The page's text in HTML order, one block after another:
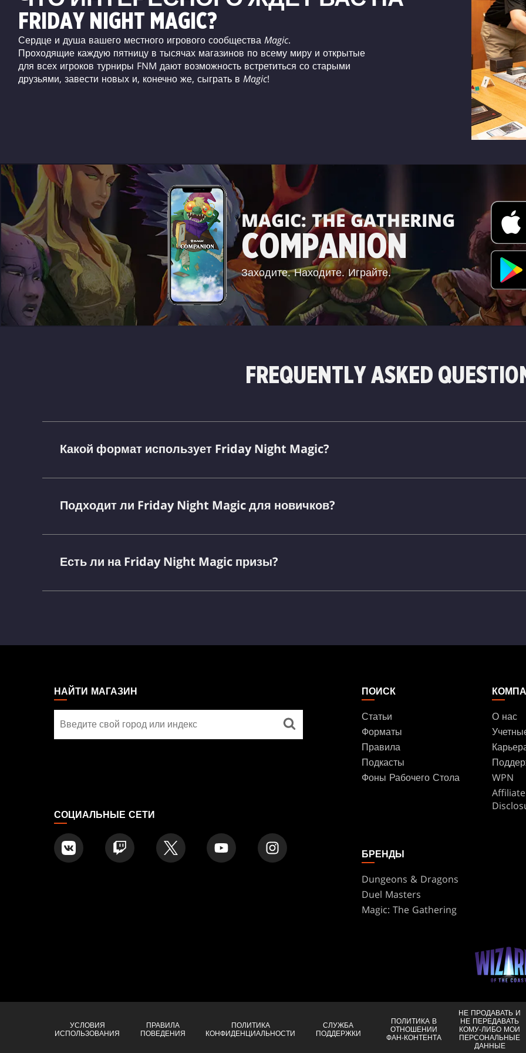
FRIDAY NIGHT MAGIC?
Сердце и душа вашего местного игрового сообщества Magic.
Проходящие каждую пятницу в тысячах магазинов по всему миру и открытые
для всех игроков турниры FNM дают возможность встретиться со старыми
друзьями, завести новых и, конечно же, сыграть в Magic!
MAGIC: THE GATHERING
COMPANION
Заходите. Находите. Играйте.
FREQUENTLY ASKED
Какой формат использует Friday Night Magic?
Подходит ли Friday Night Magic для новичков?
MagicAcademy
Есть ли на Friday Night Magic призы?
GATHERINGНАЙТИ МАГАЗИН
магазин
СОЦИАЛЬНЫЕ СЕТИ
ПОИСК
Статьи
Форматы
Правила
Подкасты
Фоны Рабочего Стола
О нас
WPN
БРЕНДЫ
Dungeons & Dragons
Duel Masters
Magic: The Gathering
УСЛОВИЯ
ИСПОЛЬЗОВАНИЯ
ПРАВИЛА
ПОВЕДЕНИЯ
ПОЛИТИКА
КОНФИДЕНЦИАЛЬНОСТИ
СЛУЖБА
ПОДДЕРЖКИ
ПОЛИТИКА В
ОТНОШЕНИИ
ФАН-КОНТЕНТА
НЕ ПРОДАВАТЬ И
НЕ ПЕРЕДАВАТЬ
КОМУ-ЛИБО МОИ
ПЕРСОНАЛЬНЫЕ
ДАННЫЕ